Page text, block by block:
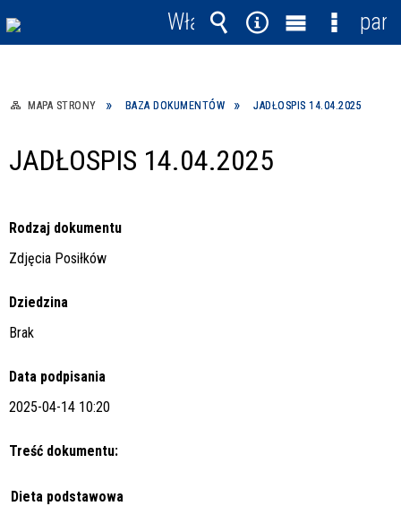
MAPA STRONY BAZA DOKUMENTÓW JADŁOSPIS 14.04.2025
JADŁOSPIS 14.04.2025
Rodzaj dokumentu
Zdjęcia Posiłków
Dziedzina
Brak
Data podpisania
2025-04-14 10:20
Treść dokumentu:
Dieta podstawowa
Włącz
powiadomienia
Wyszukiwarka
Narzędzia
MenuMenu